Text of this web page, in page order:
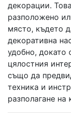
декорации.
разположено
място, където
декоративна
удобно, докато
цялостния
също да
техника и
разполагане на